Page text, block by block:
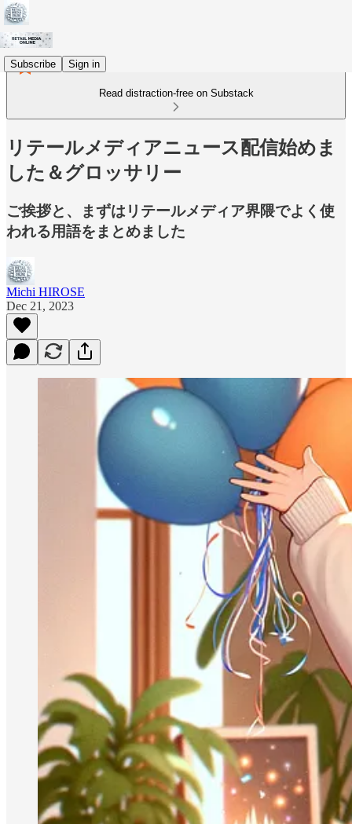
Subscribe Sign in
Read distraction-free on Substack
リテールメディアニュース配信始めま
した＆グロッサリー
ご挨拶と、まずはリテールメディア界隈でよく使
われる用語をまとめました
Michi HIROSE
Dec 21, 2023